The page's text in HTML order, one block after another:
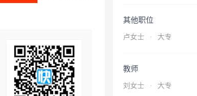
其他职位
卢女士 · 大专
教师
刘女士 · 大专